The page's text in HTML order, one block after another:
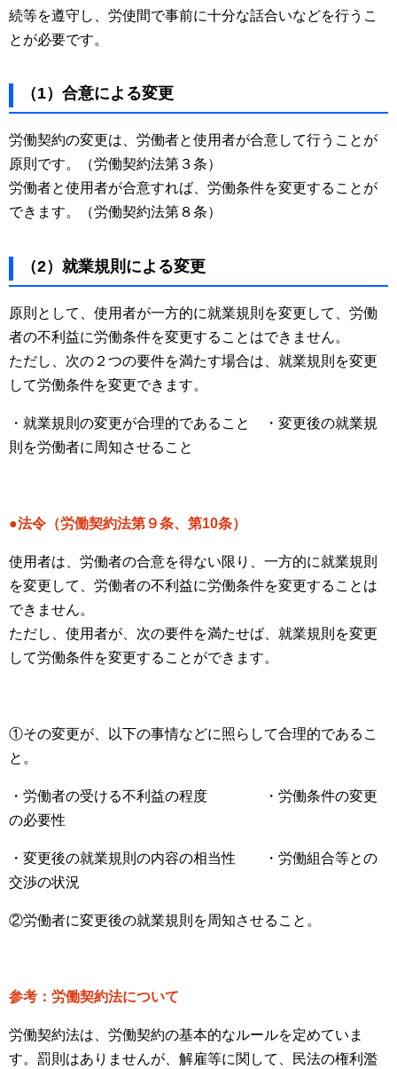
続等を遵守し、労使間で事前に十分な話合いなどを行うこ
とが必要です。
（1）合意による変更
労働契約の変更は、労働者と使用者が合意して行うことが
原則です。（労働契約法第３条）
労働者と使用者が合意すれば、労働条件を変更することが
できます。（労働契約法第８条）
（2）就業規則による変更
原則として、使用者が一方的に就業規則を変更して、労働
者の不利益に労働条件を変更することはできません。
ただし、次の２つの要件を満たす場合は、就業規則を変更
して労働条件を変更できます。
・就業規則の変更が合理的であること ・変更後の就業規
則を労働者に周知させること
●法令（労働契約法第９条、第10条）
使用者は、労働者の合意を得ない限り、一方的に就業規則
を変更して、労働者の不利益に労働条件を変更することは
できません。
ただし、使用者が、次の要件を満たせば、就業規則を変更
して労働条件を変更することができます。
①その変更が、以下の事情などに照らして合理的であるこ
と。
・労働者の受ける不利益の程度 ・労働条件の変更
の必要性
・変更後の就業規則の内容の相当性 ・労働組合等との
交渉の状況
②労働者に変更後の就業規則を周知させること。
参考：労働契約法について
労働契約法は、労働契約の基本的なルールを定めていま
す。罰則はありませんが、解雇等に関して、民法の権利濫